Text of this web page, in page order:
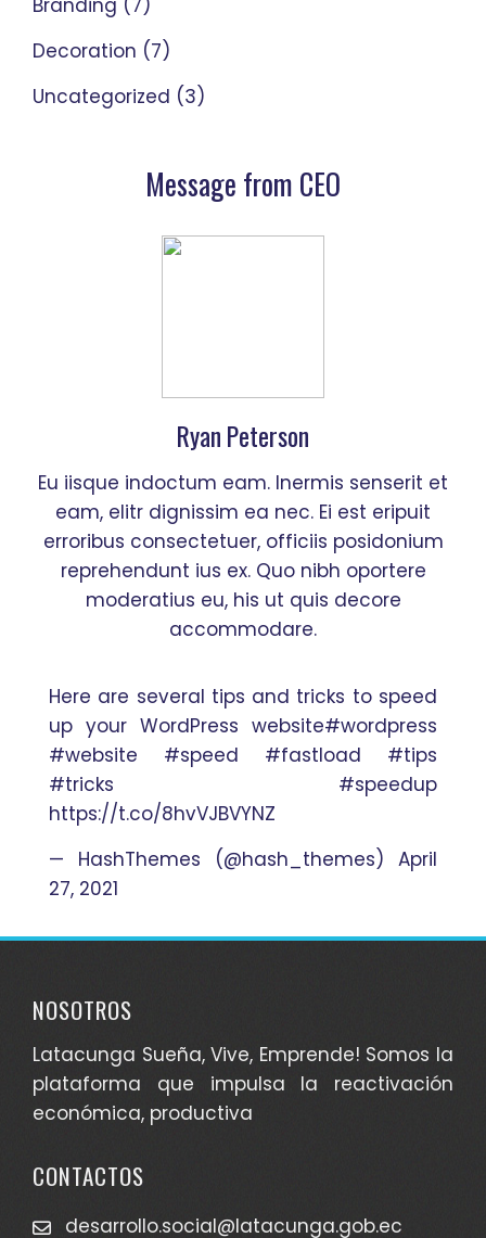
Decoration (7)
Uncategorized (3)
Message from CEO
Ryan Peterson
Eu iisque indoctum eam. Inermis senserit et
eam, elitr dignissim ea nec. Ei est eripuit
erroribus consectetuer, officiis posidonium
reprehendunt ius ex. Quo nibh oportere
moderatius eu, his ut quis decore
accommodare.
Here are several tips and tricks to speed
up your WordPress website#wordpress
#website
#speed #fastload
#tips
#tricks
#speedup
https://t.co/8hvVJBVYNZ
— HashThemes (@hash_themes) April
27, 2021
NOSOTROS
Latacunga Sueña, Vive, Emprende! Somos la
plataforma que impulsa la reactivación
económica, productiva
CONTACTOS
desarrollo.social@latacunga.gob.ec